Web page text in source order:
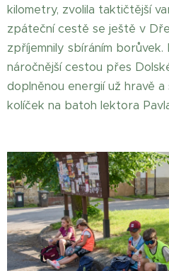
kilometry, zvolila taktičtější
zpáteční cestě se ještě v
zpříjemnily sbíráním
náročnější cestou přes
doplněnou energií už hravě
kolíček na batoh lektora